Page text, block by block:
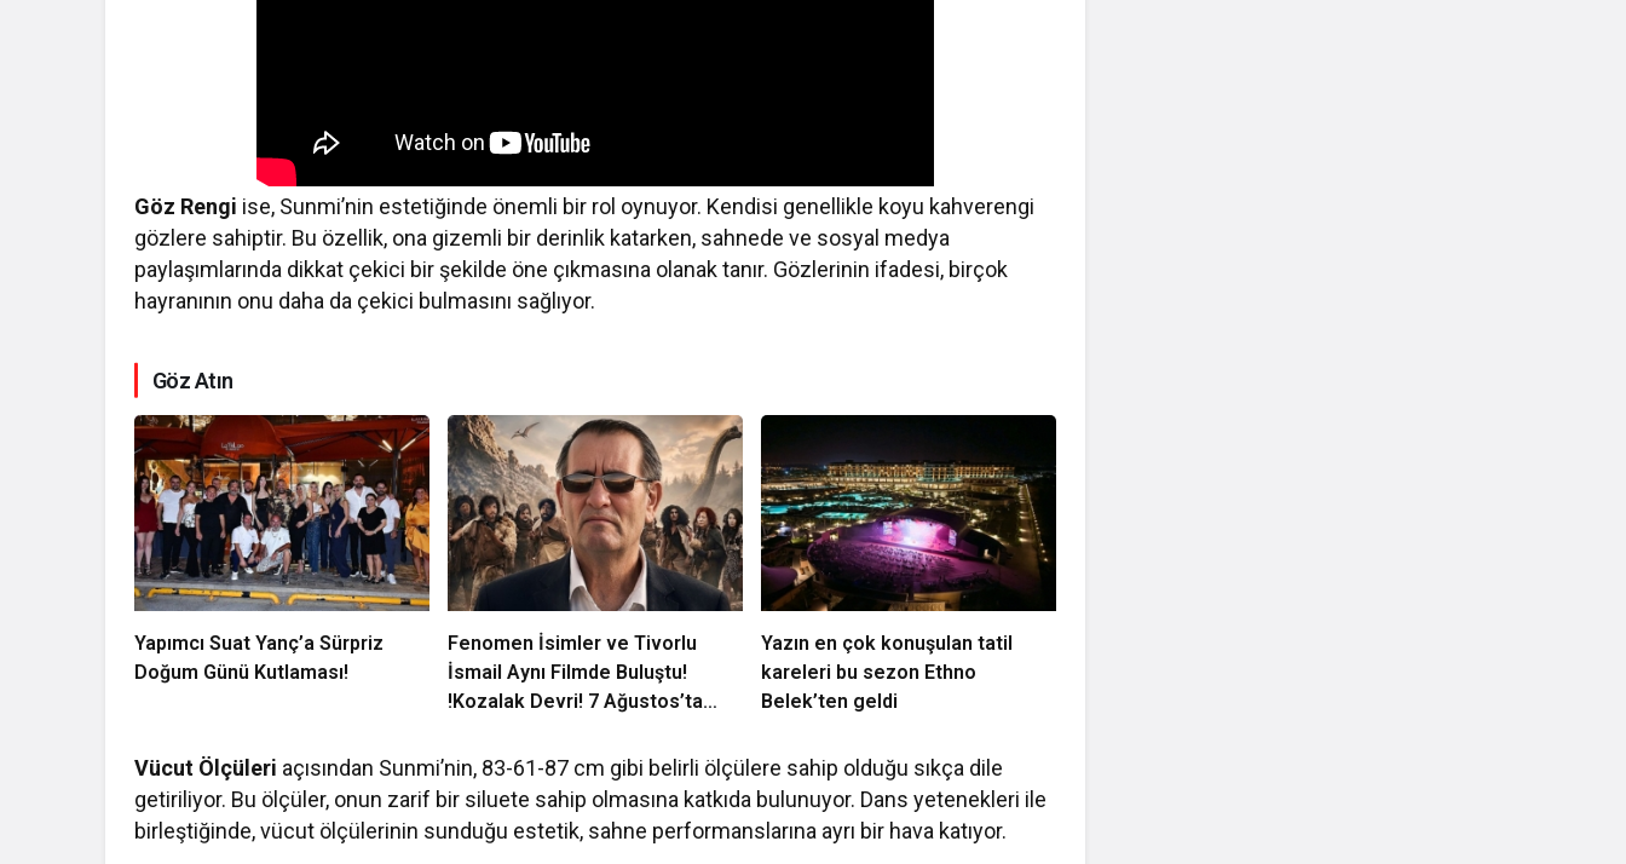
Göz Rengi ise, Sunmi’nin estetiğinde önemli bir rol oynuyor. Kendisi genellikle koyu kahverengi
gözlere sahiptir. Bu özellik, ona gizemli bir derinlik katarken, sahnede ve sosyal medya
paylaşımlarında dikkat çekici bir şekilde öne çıkmasına olanak tanır. Gözlerinin ifadesi, birçok
hayranının onu daha da çekici bulmasını sağlıyor.
Göz Atın
Yapımcı Suat Yanç’a Sürpriz
Doğum Günü Kutlaması!
Fenomen İsimler ve Tivorlu
İsmail Aynı Filmde Buluştu!
!Kozalak Devri! 7 Ağustos’ta
Yazın en çok konuşulan tatil
kareleri bu sezon Ethno
Belek’ten geldi
Vücut Ölçüleri açısından Sunmi’nin, 83-61-87 cm gibi belirli ölçülere sahip olduğu sıkça dile
getiriliyor. Bu ölçüler, onun zarif bir siluete sahip olmasına katkıda bulunuyor. Dans yetenekleri ile
birleştiğinde, vücut ölçülerinin sunduğu estetik, sahne performanslarına ayrı bir hava katıyor.